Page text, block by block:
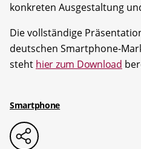
konkreten Ausgestaltung
Die vollständige
deutschen Smartphone-
steht hier zum Download
Smartphone